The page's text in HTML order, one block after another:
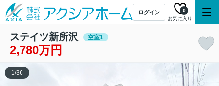
ログイン
お気に入り
0
ステイツ新所沢 空室1
2,780万円
1/36